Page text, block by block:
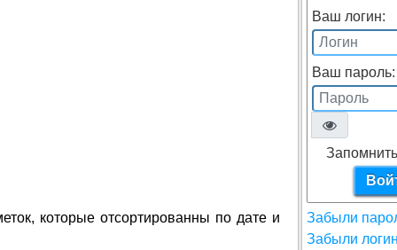
которые отсортированны по дате и
Ваш логин:
Ваш пароль:
Забыли
Забыли